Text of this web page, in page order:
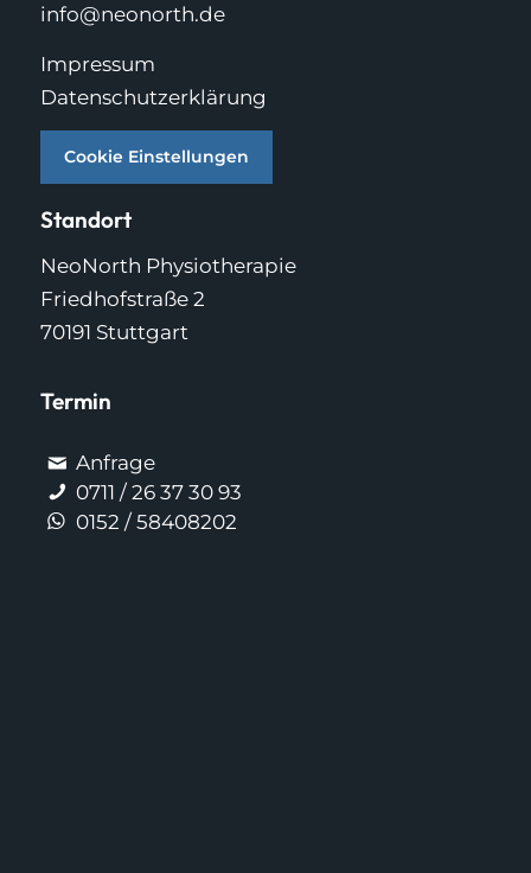
info@neonorth.de
Impressum
Datenschutzerklärung
Cookie Einstellungen
Standort
NeoNorth Physiotherapie
Friedhofstraße 2
70191 Stuttgart
Termin
Anfrage
0711 / 26 37 30 93
0152 / 58408202